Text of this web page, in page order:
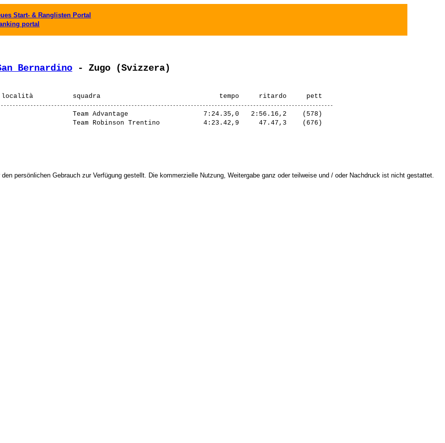
Start- & Ranglisten Portal
portal
Bernardino - Zugo (Svizzera)
Team Advantage                   7:24.35,0   2:56.16,2    (578)
persönlichen Gebrauch zur Verfügung gestellt. Die kommerzielle Nutzung, Weitergabe ganz oder teilweise und / oder Nachdruck ist nicht gestattet.